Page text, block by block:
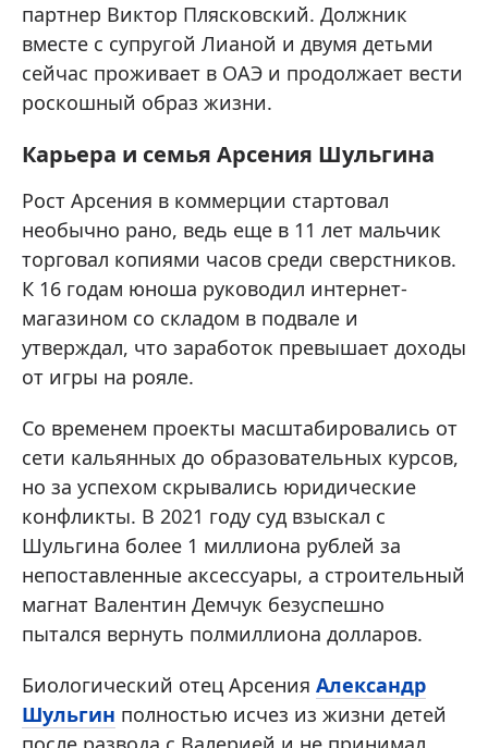
партнер Виктор Плясковский. Должник
вместе с супругой Лианой и двумя детьми
сейчас проживает в ОАЭ и продолжает вести
роскошный образ жизни.
Карьера и семья Арсения Шульгина
Рост Арсения в коммерции стартовал
необычно рано, ведь еще в 11 лет мальчик
торговал копиями часов среди сверстников.
К 16 годам юноша руководил интернет-
магазином со складом в подвале и
утверждал, что заработок превышает доходы
от игры на рояле.
Со временем проекты масштабировались от
сети кальянных до образовательных курсов,
но за успехом скрывались юридические
конфликты. В 2021 году суд взыскал с
Шульгина более 1 миллиона рублей за
непоставленные аксессуары, а строительный
магнат Валентин Демчук безуспешно
пытался вернуть полмиллиона долларов.
Биологический отец Арсения Александр
Шульгин полностью исчез из жизни детей